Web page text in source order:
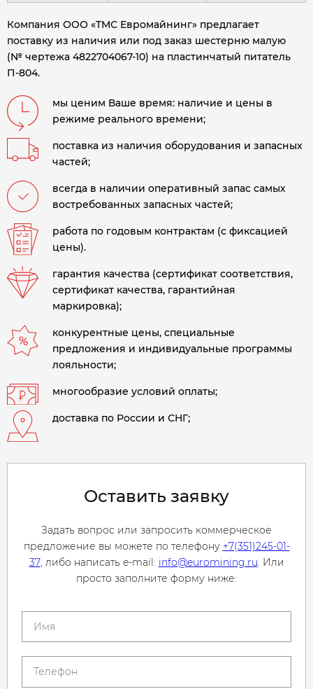
Компания ООО «ТМС Евромайнинг» предлагает
поставку из наличия или под заказ шестерню малую
(№ чертежа 4822704067-10) на пластинчатый питатель
П-804.
мы ценим Ваше время: наличие и цены в
режиме реального времени;
поставка из наличия оборудования и запасных
частей;
всегда в наличии оперативный запас самых
востребованных запасных частей;
работа по годовым контрактам (с фиксацией
цены).
гарантия качества (сертификат соответствия,
сертификат качества, гарантийная
маркировка);
конкурентные цены, специальные
предложения и индивидуальные программы
лояльности;
многообразие условий оплаты;
доставка по России и СНГ;
Оставить заявку
Задать вопрос или запросить коммерческое
предложение вы можете по телефону +7(351)245-01-
37, либо написать e-mail: info@euromining.ru. Или
просто заполните форму ниже: